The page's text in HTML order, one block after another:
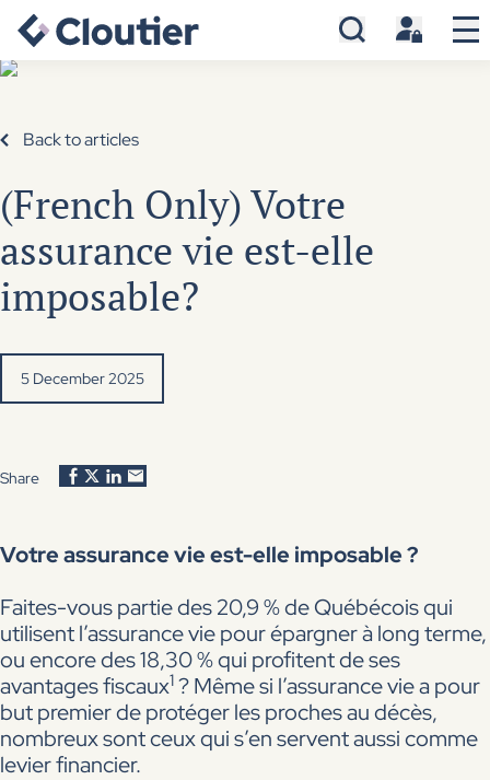
Back to articles
(French Only) Votre
assurance vie est-elle
imposable?
5 December 2025
Share
Votre assurance vie est-elle imposable ?
Faites-vous partie des 20,9 % de Québécois qui
utilisent l’assurance vie pour épargner à long terme,
ou encore des 18,30 % qui profitent de ses
avantages fiscaux1 ? Même si l’assurance vie a pour
but premier de protéger les proches au décès,
nombreux sont ceux qui s’en servent aussi comme
levier financier.